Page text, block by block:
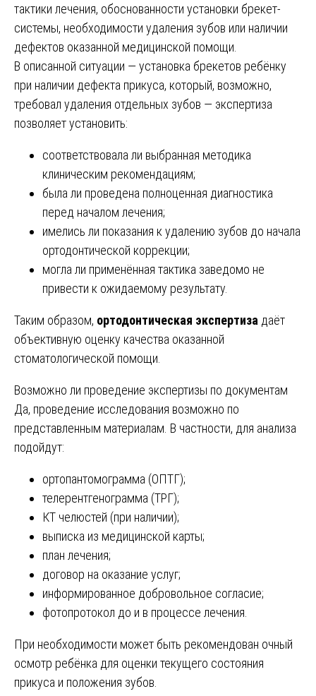
тактики лечения, обоснованности установки брекет-
системы, необходимости удаления зубов или наличии
дефектов оказанной медицинской помощи.
В описанной ситуации — установка брекетов ребёнку
при наличии дефекта прикуса, который, возможно,
требовал удаления отдельных зубов — экспертиза
позволяет установить:
соответствовала ли выбранная методика
клиническим рекомендациям;
была ли проведена полноценная диагностика
перед началом лечения;
имелись ли показания к удалению зубов до начала
ортодонтической коррекции;
могла ли применённая тактика заведомо не
привести к ожидаемому результату.
Таким образом, ортодонтическая экспертиза даёт
объективную оценку качества оказанной
стоматологической помощи.
Возможно ли проведение экспертизы по документам
Да, проведение исследования возможно по
представленным материалам. В частности, для анализа
подойдут:
ортопантомограмма (ОПТГ);
телерентгенограмма (ТРГ);
КТ челюстей (при наличии);
выписка из медицинской карты;
план лечения;
договор на оказание услуг;
информированное добровольное согласие;
фотопротокол до и в процессе лечения.
При необходимости может быть рекомендован очный
осмотр ребёнка для оценки текущего состояния
прикуса и положения зубов.